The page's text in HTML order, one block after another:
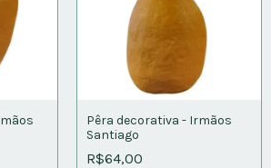
Pêra decorativa - Irmãos
Santiago
R$64,00